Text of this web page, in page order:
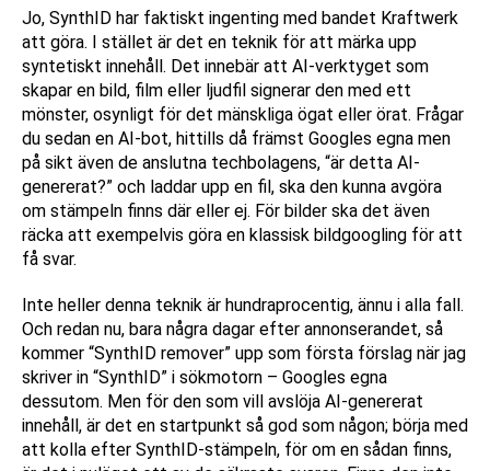
Jo, SynthID har faktiskt ingenting med bandet Kraftwerk
att göra. I stället är det en teknik för att märka upp
syntetiskt innehåll. Det innebär att AI-verktyget som
skapar en bild, film eller ljudfil signerar den med ett
mönster, osynligt för det mänskliga ögat eller örat. Frågar
du sedan en AI-bot, hittills då främst Googles egna men
på sikt även de anslutna techbolagens, “är detta AI-
genererat?” och laddar upp en fil, ska den kunna avgöra
om stämpeln finns där eller ej. För bilder ska det även
räcka att exempelvis göra en klassisk bildgoogling för att
få svar.
Inte heller denna teknik är hundraprocentig, ännu i alla fall.
Och redan nu, bara några dagar efter annonserandet, så
kommer “SynthID remover” upp som första förslag när jag
skriver in “SynthID” i sökmotorn – Googles egna
dessutom. Men för den som vill avslöja AI-genererat
innehåll, är det en startpunkt så god som någon; börja med
att kolla efter SynthID-stämpeln, för om en sådan finns,